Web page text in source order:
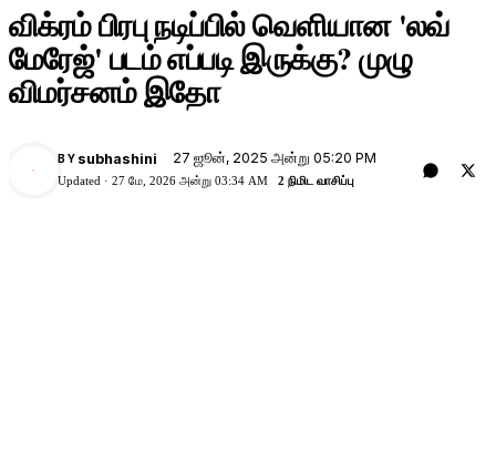
விக்ரம் பிரபு நடிப்பில் வெளியான 'லவ்
மேரேஜ்' படம் எப்படி இருக்கு? முழு
விமர்சனம் இதோ
BY subhashini 27 ஜூன், 2025 அன்று 05:20 PM
Updated · 27 மே, 2026 அன்று 03:34 AM 2 நிமிட வாசிப்பு